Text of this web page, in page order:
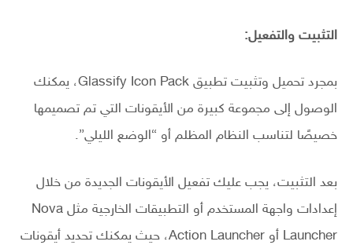
التثبيت والتفعيل:
بمجرد تحميل وتثبيت تطبيق Glassify Icon Pack، يمكنك
الوصول إلى مجموعة كبيرة من الأيقونات التي تم تصميمها
خصيصًا لتناسب النظام المظلم أو “الوضع الليلي”.
بعد التثبيت، يجب عليك تفعيل الأيقونات الجديدة من خلال
إعدادات واجهة المستخدم أو التطبيقات الخارجية مثل Nova
Launcher أو Action Launcher، حيث يمكنك تحديد أيقونات